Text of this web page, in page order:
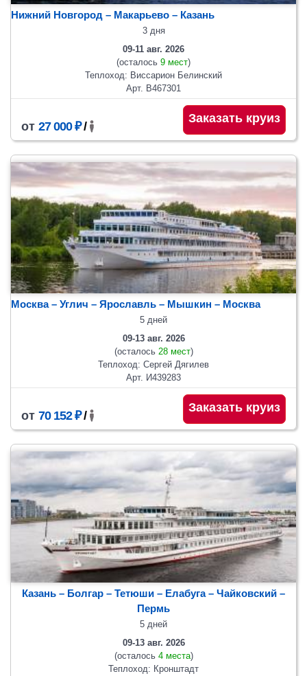
Нижний Новгород – Макарьево – Казань
3 дня
09-11 авг. 2026
(осталось 9 мест)
Теплоход: Виссарион Белинский
Арт. В467301
от 27 000 ₽/
Заказать круиз
Москва – Углич – Ярославль – Мышкин – Москва
5 дней
09-13 авг. 2026
(осталось 28 мест)
Теплоход: Сергей Дягилев
Арт. И439283
от 70 152 ₽/
Заказать круиз
Казань – Болгар – Тетюши – Елабуга – Чайковский –
Пермь
5 дней
09-13 авг. 2026
(осталось 4 места)
Теплоход: Кронштадт